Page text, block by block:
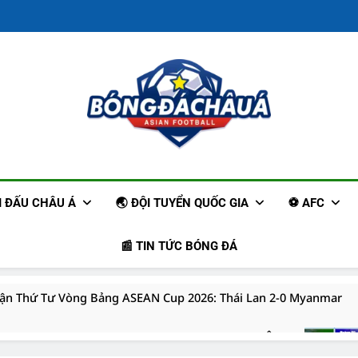
Trang Tin Tức
Cập
ĐẤU CHÂU Á 🌏 ĐỘI TUYỂN QUỐC GIA ⚽ AFC
📰 TIN TỨC BÓNG ĐÁ
Thứ Tư Vòng Bảng ASEAN Cup 2026: Thái Lan 2-0 Myanmar
Trở Lại J1 League Sau Khi Thi Đấu Tại Châu Âu